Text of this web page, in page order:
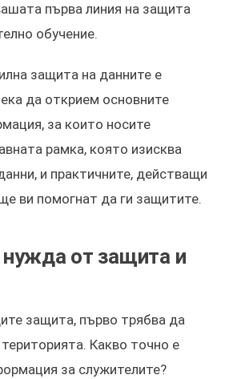
първа линия на защита
обучение.
защита на данните е
да открием основните
за които носите
рамка, която изисква
и практичните, действащи
ви помогнат да ги защитите.
от защита и
защита, първо трябва да
Какво точно е
за служителите?